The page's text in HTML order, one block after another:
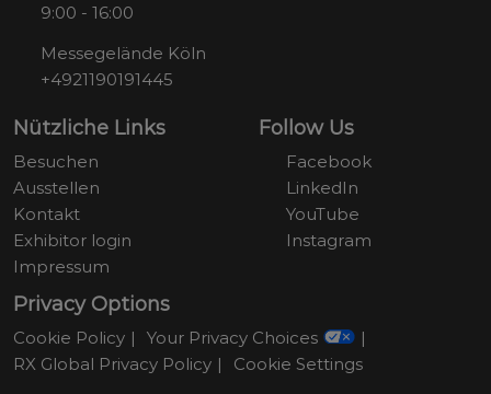
9:00 - 16:00
Messegelände Köln
+4921190191445
Nützliche Links
Besuchen
Ausstellen
Kontakt
Exhibitor login
Impressum
Follow Us
Facebook
LinkedIn
YouTube
Instagram
Privacy Options
Cookie Policy
Your Privacy Choices
RX Global Privacy Policy
Cookie Settings